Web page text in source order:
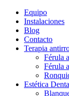
Equipo
Instalaciones
Blog
Contacto
Terapia
Férula
Férula
Estética